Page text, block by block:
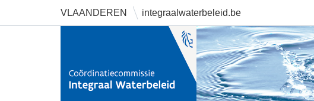
VLAANDEREN integraalwaterbeleid.be